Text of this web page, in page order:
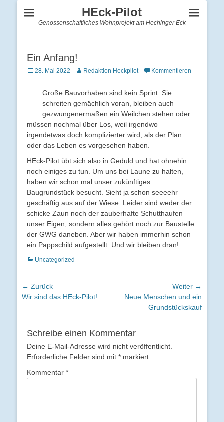
HEck-Pilot
Genossenschaftliches Wohnprojekt am Hechinger Eck
Ein Anfang!
Veröffentlicht
28. Mai 2022 AutorRedaktion Heckpilot Kommentieren
Große Bauvorhaben sind kein Sprint. Sie
schreiten gemächlich voran, bleiben auch
gezwungenermaßen ein Weilchen stehen oder
müssen nochmal über Los, weil irgendwo
irgendetwas doch komplizierter wird, als der Plan
oder das Leben es vorgesehen haben.
HEck-Pilot übt sich also in Geduld und hat ohnehin
noch einiges zu tun. Um uns bei Laune zu halten,
haben wir schon mal unser zukünftiges
Baugrundstück besucht. Sieht ja schon seeeehr
geschäftig aus auf der Wiese. Leider sind weder der
schicke Zaun noch der zauberhafte Schutthaufen
unser Eigen, sondern alles gehört noch zur Baustelle
der GWG daneben. Aber wir haben immerhin schon
ein Pappschild aufgestellt. Und wir bleiben dran!
Kategorien
Uncategorized
Beitragsnavigation
← Zurück
Vorhergehender
Wir sind das HEck-Pilot!
Weiter →
Nächster
Neue Menschen und ein
Grundstückskauf
Schreibe einen Kommentar
Deine E-Mail-Adresse wird nicht veröffentlicht.
Erforderliche Felder sind mit * markiert
Kommentar *